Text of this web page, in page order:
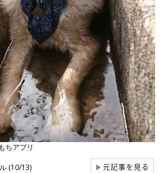
ちアプリ
(10/13) ▶元記事を見る